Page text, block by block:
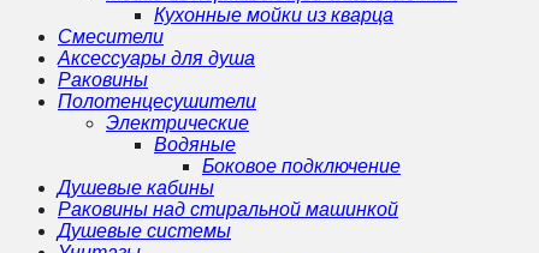
Кухонные мойки из кварца
Смесители
Аксессуары для душа
Раковины
Полотенцесушители
Электрические
Водяные
Боковое подключение
Душевые кабины
Раковины над стиральной машинкой
Душевые системы